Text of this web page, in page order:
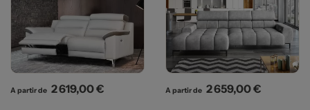
A partir de Prix
2 619,00 € A partir de Prix
2 659,00 €